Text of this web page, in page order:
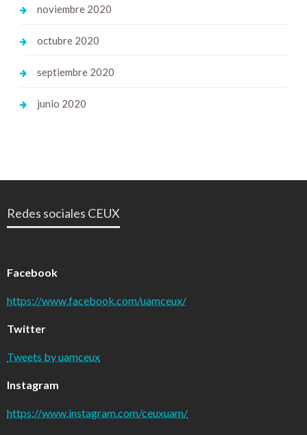
noviembre 2020
octubre 2020
septiembre 2020
junio 2020
Redes sociales CEUX
Facebook
https://www.facebook.com/uamceux/
Twitter
Tweets by uamceux
Instagram
https://www.instagram.com/ceuxuam/